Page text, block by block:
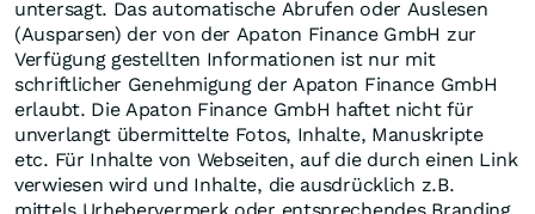
untersagt. Das automatische Abrufen oder Auslesen
(Ausparsen) der von der Apaton Finance GmbH zur
Verfügung gestellten Informationen ist nur mit
schriftlicher Genehmigung der Apaton Finance GmbH
erlaubt. Die Apaton Finance GmbH haftet nicht für
unverlangt übermittelte Fotos, Inhalte, Manuskripte
etc. Für Inhalte von Webseiten, auf die durch einen Link
verwiesen wird und Inhalte, die ausdrücklich z.B.